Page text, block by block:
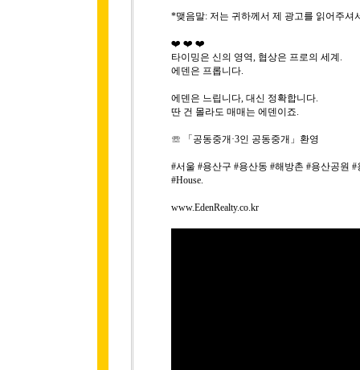
*맺음말: 저는 귀하께서 제 광고를 읽어주셔
❤️ ❤️ ❤️
타이밍은 신의 영역, 협상은 프로의 세계.
에덴은 프롭니다.
에덴은 느립니다, 대신 정확합니다.
딴 건 몰라도 매매는 에덴이죠.
☏ 「공동중개·3인 공동중개」환영
#서울 #용산구 #용산동 #해방촌 #용산공원
#House.
www.EdenRealty.co.kr